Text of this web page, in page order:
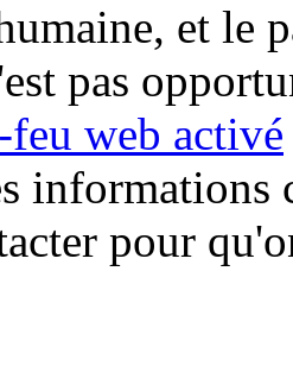
et le
pas
feu web activé
informations
pour